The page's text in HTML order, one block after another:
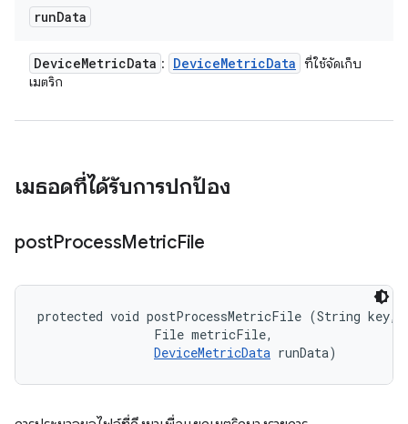
runData
DeviceMetricData : DeviceMetricData ที่ใช้จัดเก็บ
เมตริก
เมธอดที่ได้รับการปกป้อง
postProcessMetricFile
protected void postProcessMetricFile (String key,
                File metricFile,
DeviceMetricData runData)